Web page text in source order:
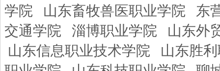
学院 山东畜牧兽医职业学院
东
交通学院
淄博职业学院
山东外
山东信息职业技术学院
山东胜